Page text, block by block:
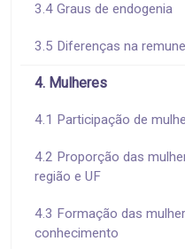
3.4 Graus de endogenia
3.5 Diferenças na
4. Mulheres
4.1 Participação de
4.2 Proporção das
região e UF
4.3 Formação das
conhecimento